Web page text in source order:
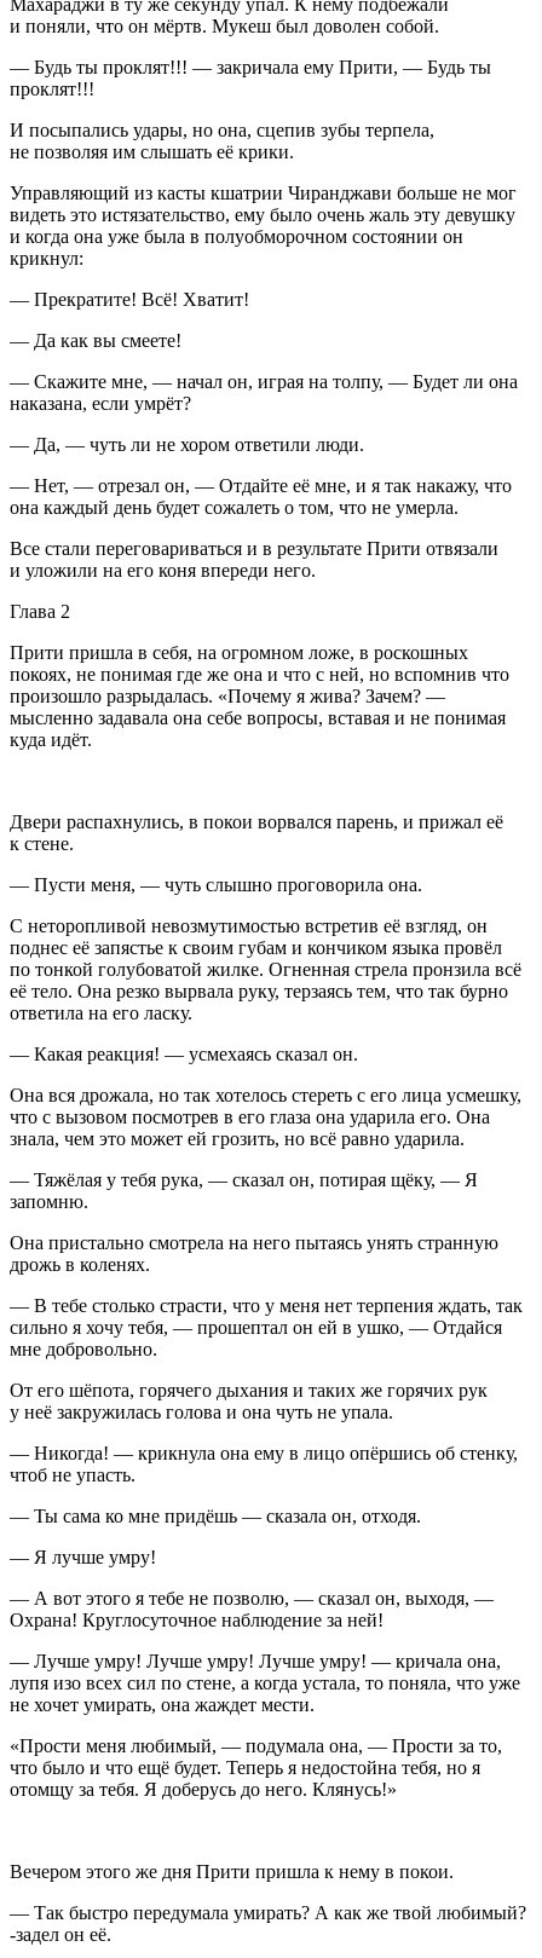
Махараджи в ту же секунду упал. К нему подбежали
и поняли, что он мёртв. Мукеш был доволен собой.
— Будь ты проклят!!! — закричала ему Прити, — Будь ты
проклят!!!
И посыпались удары, но она, сцепив зубы терпела,
не позволяя им слышать её крики.
Управляющий из касты кшатрии Чиранджави больше не мог
видеть это истязательство, ему было очень жаль эту девушку
и когда она уже была в полуобморочном состоянии он
крикнул:
— Прекратите! Всё! Хватит!
— Да как вы смеете!
— Скажите мне, — начал он, играя на толпу, — Будет ли она
наказана, если умрёт?
— Да, — чуть ли не хором ответили люди.
— Нет, — отрезал он, — Отдайте её мне, и я так накажу, что
она каждый день будет сожалеть о том, что не умерла.
Все стали переговариваться и в результате Прити отвязали
и уложили на его коня впереди него.
Глава 2
Прити пришла в себя, на огромном ложе, в роскошных
покоях, не понимая где же она и что с ней, но вспомнив что
произошло разрыдалась. «Почему я жива? Зачем? —
мысленно задавала она себе вопросы, вставая и не понимая
куда идёт.
Двери распахнулись, в покои ворвался парень, и прижал её
к стене.
— Пусти меня, — чуть слышно проговорила она.
С неторопливой невозмутимостью встретив её взгляд, он
поднес её запястье к своим губам и кончиком языка провёл
по тонкой голубоватой жилке. Огненная стрела пронзила всё
её тело. Она резко вырвала руку, терзаясь тем, что так бурно
ответила на его ласку.
— Какая реакция! — усмехаясь сказал он.
Она вся дрожала, но так хотелось стереть с его лица усмешку,
что с вызовом посмотрев в его глаза она ударила его. Она
знала, чем это может ей грозить, но всё равно ударила.
— Тяжёлая у тебя рука, — сказал он, потирая щёку, — Я
запомню.
Она пристально смотрела на него пытаясь унять странную
дрожь в коленях.
— В тебе столько страсти, что у меня нет терпения ждать, так
сильно я хочу тебя, — прошептал он ей в ушко, — Отдайся
мне добровольно.
От его шёпота, горячего дыхания и таких же горячих рук
у неё закружилась голова и она чуть не упала.
— Никогда! — крикнула она ему в лицо опёршись об стенку,
чтоб не упасть.
— Ты сама ко мне придёшь — сказала он, отходя.
— Я лучше умру!
— А вот этого я тебе не позволю, — сказал он, выходя, —
Охрана! Круглосуточное наблюдение за ней!
— Лучше умру! Лучше умру! Лучше умру! — кричала она,
лупя изо всех сил по стене, а когда устала, то поняла, что уже
не хочет умирать, она жаждет мести.
«Прости меня любимый, — подумала она, — Прости за то,
что было и что ещё будет. Теперь я недостойна тебя, но я
отомщу за тебя. Я доберусь до него. Клянусь!»
Вечером этого же дня Прити пришла к нему в покои.
— Так быстро передумала умирать? А как же твой любимый?
-задел он её.